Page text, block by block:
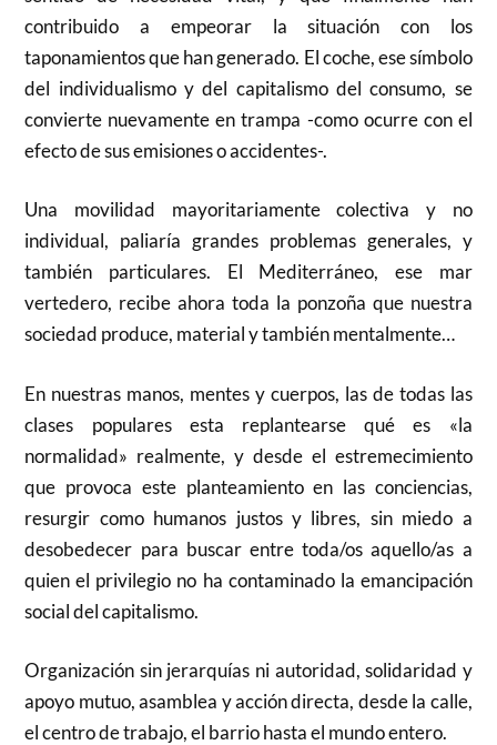
contribuido a empeorar la situación con los
taponamientos que han generado. El coche, ese símbolo
del individualismo y del capitalismo del consumo, se
convierte nuevamente en trampa -como ocurre con el
efecto de sus emisiones o accidentes-.
Una movilidad mayoritariamente colectiva y no
individual, paliaría grandes problemas generales, y
también particulares. El Mediterráneo, ese mar
vertedero, recibe ahora toda la ponzoña que nuestra
sociedad produce, material y también mentalmente…
En nuestras manos, mentes y cuerpos, las de todas las
clases populares esta replantearse qué es «la
normalidad» realmente, y desde el estremecimiento
que provoca este planteamiento en las conciencias,
resurgir como humanos justos y libres, sin miedo a
desobedecer para buscar entre toda/os aquello/as a
quien el privilegio no ha contaminado la emancipación
social del capitalismo.
Organización sin jerarquías ni autoridad, solidaridad y
apoyo mutuo, asamblea y acción directa, desde la calle,
el centro de trabajo, el barrio hasta el mundo entero.